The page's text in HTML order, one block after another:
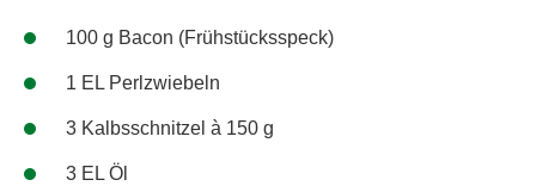
100 g Bacon (Frühstücksspeck)
1 EL Perlzwiebeln
3 Kalbsschnitzel à 150 g
3 EL Öl